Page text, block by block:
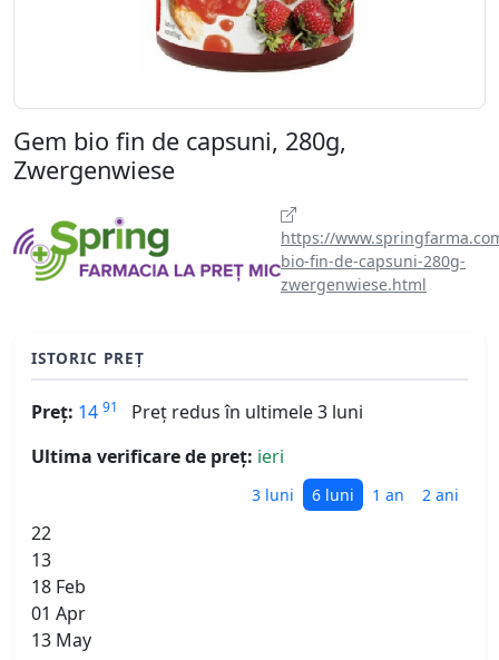
Gem bio fin de capsuni, 280g,
Zwergenwiese
https://
bio-fin-de-capsuni-280g-
zwergenwiese.html
ISTORIC PREȚ
Preț: 14 91
Preț redus în ultimele 3 luni
Ultima verificare de preț: ieri
3 luni 6 luni 1 an 2 ani
22
13
18 Feb
01 Apr
13 May